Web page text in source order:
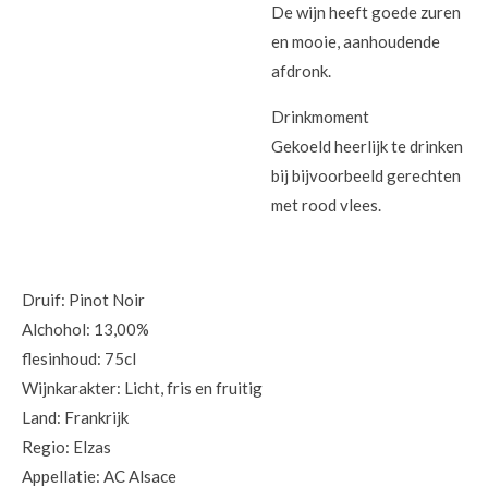
De wijn heeft goede zuren
en mooie, aanhoudende
afdronk.
Drinkmoment
Gekoeld heerlijk te drinken
bij bijvoorbeeld gerechten
met rood vlees.
Druif: Pinot Noir
Alchohol: 13,00%
flesinhoud: 75cl
Wijnkarakter: Licht, fris en fruitig
Land: Frankrijk
Regio: Elzas
Appellatie: AC Alsace